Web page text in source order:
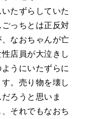
たずらしていた
っちとは正反対
なおちゃんが亡
店員が大泣きし
うにいたずらに
。売り物を壊し
ろうと思いま
それでもなおち